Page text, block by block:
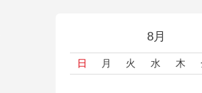
8月
日 月 火 水 木